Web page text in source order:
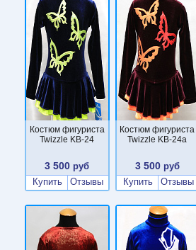
Костюм фигуриста
Twizzle KB-24
3 500 руб
Купить
Отзывы
Костюм фигуриста
Twizzle KB-24a
3 500 руб
Купить
Отзывы